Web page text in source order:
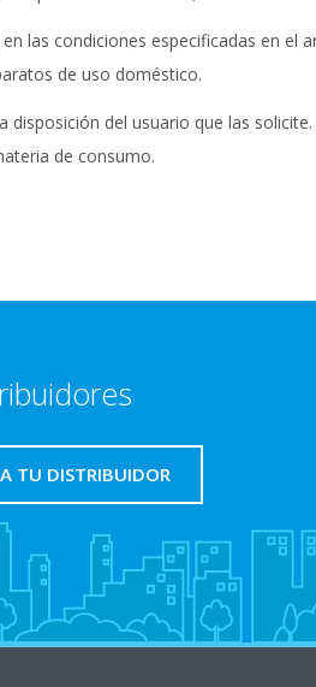
las condiciones especificadas en el
de uso doméstico.
del usuario que las
de consumo.
TU DISTRIBUIDOR